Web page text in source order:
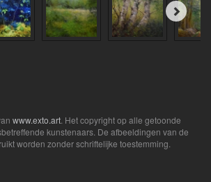
www.exto.art . Het copyright op alle getoonde
kunstenaars. De afbeeldingen van de
worden zonder schriftelijke toestemming.